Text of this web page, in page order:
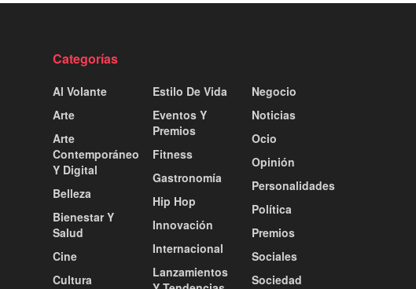
Categorías
Al Volante
Arte
Arte
Contemporáneo
Y Digital
Belleza
Bienestar Y
Salud
Cine
Cultura
Estilo De Vida
Eventos Y
Premios
Fitness
Gastronomía
Hip Hop
Innovación
Internacional
Lanzamientos
Negocio
Noticias
Ocio
Opinión
Personalidades
Política
Premios
Sociales
Sociedad